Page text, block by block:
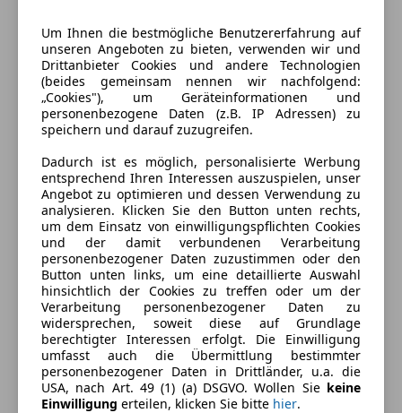
Energieverbrauch
Kraftstoff
Benzin
Um Ihnen die bestmögliche Benutzererfahrung auf
unseren Angeboten zu bieten, verwenden wir und
Drittanbieter Cookies und andere Technologien
(beides gemeinsam nennen wir nachfolgend:
„Cookies"), um Geräteinformationen und
personenbezogene Daten (z.B. IP Adressen) zu
speichern und darauf zuzugreifen.
Dadurch ist es möglich, personalisierte Werbung
entsprechend Ihren Interessen auszuspielen, unser
Angebot zu optimieren und dessen Verwendung zu
analysieren. Klicken Sie den Button unten rechts,
um dem Einsatz von einwilligungspflichten Cookies
und der damit verbundenen Verarbeitung
personenbezogener Daten zuzustimmen oder den
Button unten links, um eine detaillierte Auswahl
hinsichtlich der Cookies zu treffen oder um der
Verarbeitung personenbezogener Daten zu
widersprechen, soweit diese auf Grundlage
berechtigter Interessen erfolgt. Die Einwilligung
umfasst auch die Übermittlung bestimmter
personenbezogener Daten in Drittländer, u.a. die
USA, nach Art. 49 (1) (a) DSGVO. Wollen Sie keine
Einwilligung erteilen, klicken Sie bitte hier.